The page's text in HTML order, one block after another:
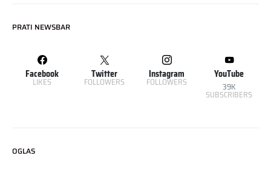
PRATI NEWSBAR
Facebook
LIKES
Twitter
FOLLOWERS
Instagram
FOLLOWERS
YouTube
39K
SUBSCRIBERS
OGLAS